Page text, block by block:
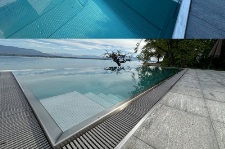
Nos piscines